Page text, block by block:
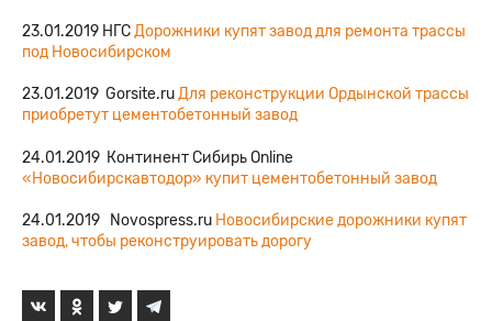
23.01.2019 НГСДорожники купят завод для ремонта трассы
под Новосибирском
23.01.2019 Gorsite.ruДля реконструкции Ордынской трассы
приобретут цементобетонный завод
24.01.2019 Континент Сибирь Online
«Новосибирскавтодор» купит цементобетонный завод
24.01.2019 Novospress.ru Новосибирские дорожники купят
завод, чтобы реконструировать дорогу